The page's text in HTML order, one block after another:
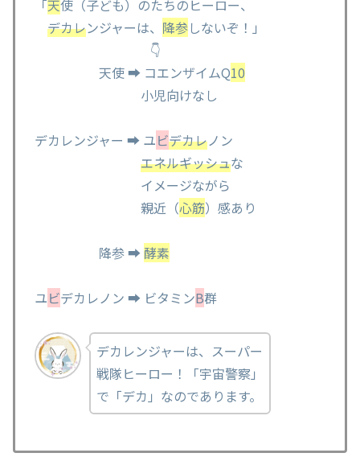
「天使（子ども）のたちのヒーロー、
デカレンジャーは、 降参しないぞ！」
👇
天使 ➡ コエンザイムQ10
小児向けなし
デカレンジャー ➡ ユビデカレノン
エネルギッシュな
イメージながら
親近（心筋）感あり
降参 ➡ 酵素
ユビデカレノン ➡ ビタミンB群
デカレンジャーは、スーパー
戦隊ヒーロー！「宇宙警察」
で「デカ」なのであります。